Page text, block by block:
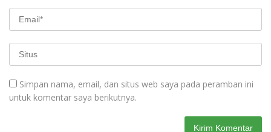
Simpan nama, email, dan situs web saya pada peramban ini
untuk komentar saya berikutnya.